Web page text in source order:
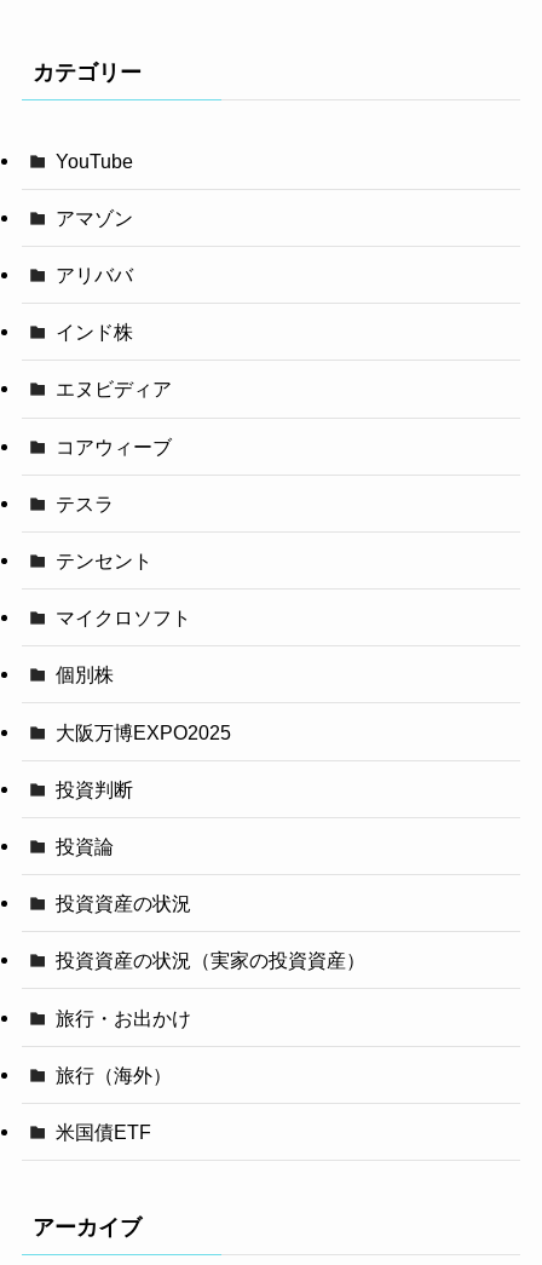
カテゴリー
YouTube
アマゾン
アリババ
インド株
エヌビディア
コアウィーブ
テスラ
テンセント
マイクロソフト
個別株
大阪万博EXPO2025
投資判断
投資論
投資資産の状況
投資資産の状況（実家の投資資産）
旅行・お出かけ
旅行（海外）
米国債ETF
アーカイブ